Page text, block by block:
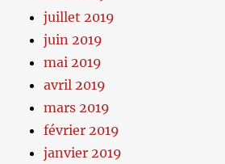
juillet 2019
juin 2019
mai 2019
avril 2019
mars 2019
février 2019
janvier 2019